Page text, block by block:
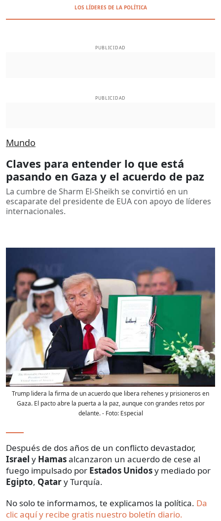
LOS LÍDERES DE LA POLÍTICA
PUBLICIDAD
PUBLICIDAD
Mundo
Claves para entender lo que está
pasando en Gaza y el acuerdo de paz
La cumbre de Sharm El-Sheikh se convirtió en un
escaparate del presidente de EUA con apoyo de líderes
internacionales.
Trump lidera la firma de un acuerdo que libera rehenes y prisioneros en
Gaza. El pacto abre la puerta a la paz, aunque con grandes retos por
delante.- Foto: Especial
Después de dos años de un conflicto devastador,
Israel y Hamasalcanzaron un acuerdo de cese al
fuego impulsado por Estados Unidosy mediado por
Egipto, Qatary Turquía.
No solo te informamos, te explicamos la política. Da
clic aquí y recibe gratis nuestro boletín diario.